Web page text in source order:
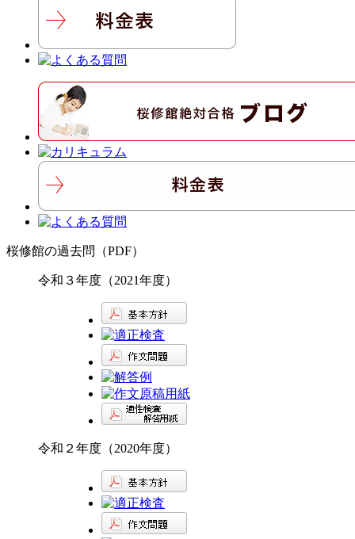
桜修館の過去問（PDF）
令和３年度（2021年度）
令和２年度（2020年度）